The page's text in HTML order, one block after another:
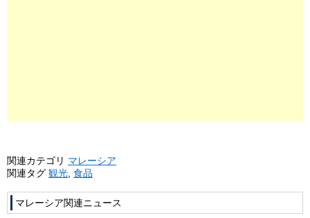
関連カテゴリ マレーシア
関連タグ 観光 食品
マレーシア関連ニュース